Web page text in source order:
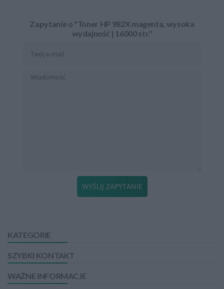
KATEGORIE
SZYBKI KONTAKT
WAŻNE INFORMACJE
Zapytanie o "Toner HP 982X magenta, wysoka
wydajność | 16000 str."
WYŚLIJ ZAPYTANIE